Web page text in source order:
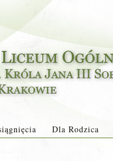
Dla Rodzica